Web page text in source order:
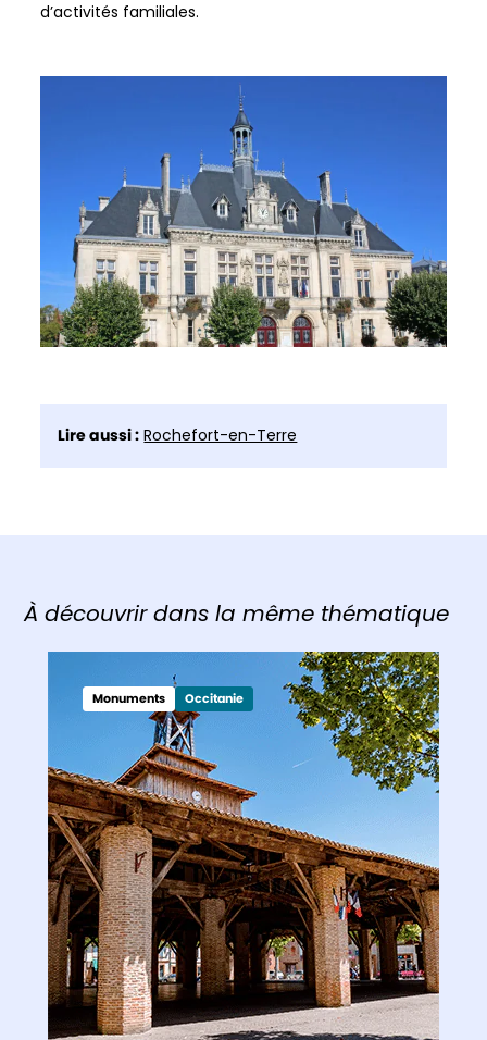
d’activités familiales.
Lire aussi : Rochefort-en-Terre
À découvrir dans la même thématique
Monuments Occitanie